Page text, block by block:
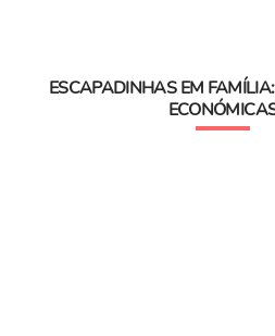
ESCAPADINHAS EM